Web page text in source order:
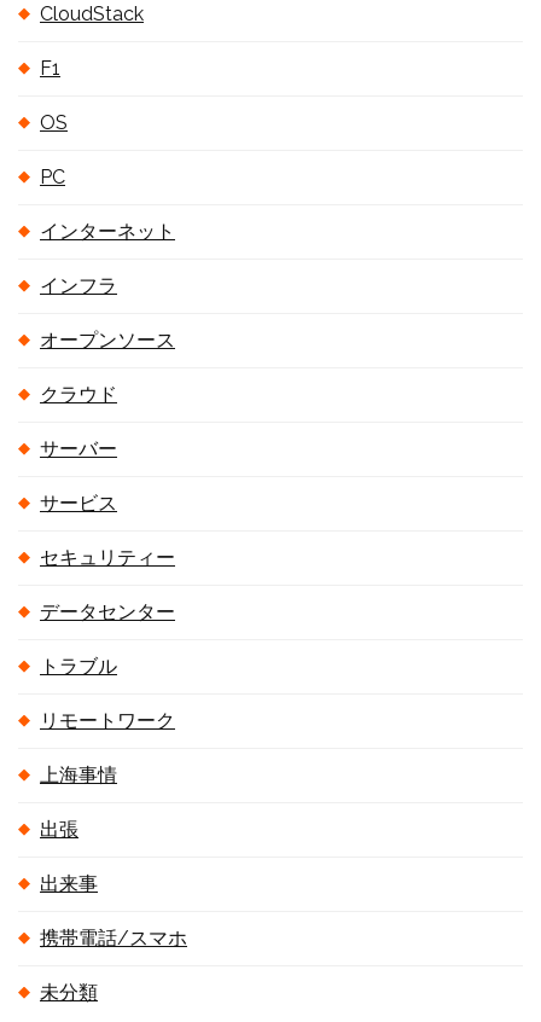
CloudStack
F1
OS
PC
インターネット
インフラ
オープンソース
クラウド
サーバー
サービス
セキュリティー
データセンター
トラブル
リモートワーク
上海事情
出張
出来事
携帯電話/スマホ
未分類